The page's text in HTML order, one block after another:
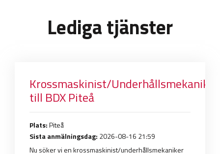
Lediga tjänster
Krossmaskinist/Underhållsmekaniker
till BDX Piteå
Plats:Piteå
Sista anmälningsdag: 2026-08-16 21:59
Nu söker vi en krossmaskinist/underhållsmekaniker